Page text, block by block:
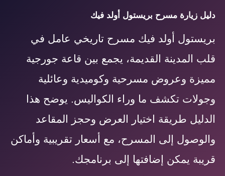
دليل زيارة مسرح بريستول أولد فيك
بريستول أولد فيك مسرح تاريخي عامل في
قلب المدينة القديمة، يجمع بين قاعة جورجية
مميزة وعروض مسرحية وكوميدية وعائلية
وجولات تكشف ما وراء الكواليس. يوضح هذا
الدليل طريقة اختيار العرض وحجز المقاعد
والوصول إلى المسرح، مع أسعار تقريبية وأماكن
قريبة يمكن إضافتها إلى برنامجك.